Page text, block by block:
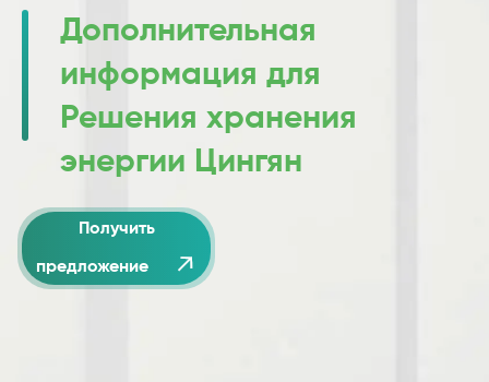
Дополнительная
информация для
Решения хранения
энергии Цингян
Получить
предложение 